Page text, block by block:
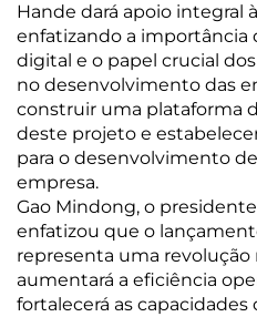
Hande dará apoio integral
enfatizando a importância
digital e o papel crucial
no desenvolvimento das
construir uma plataforma
deste projeto e
para o desenvolvimento
empresa.
Gao Mindong, o
enfatizou que o
representa uma revolução
aumentará a eficiência
fortalecerá as capacidades